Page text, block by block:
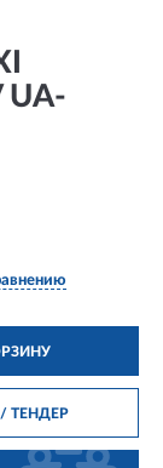
UA-
ТЕНДЕР